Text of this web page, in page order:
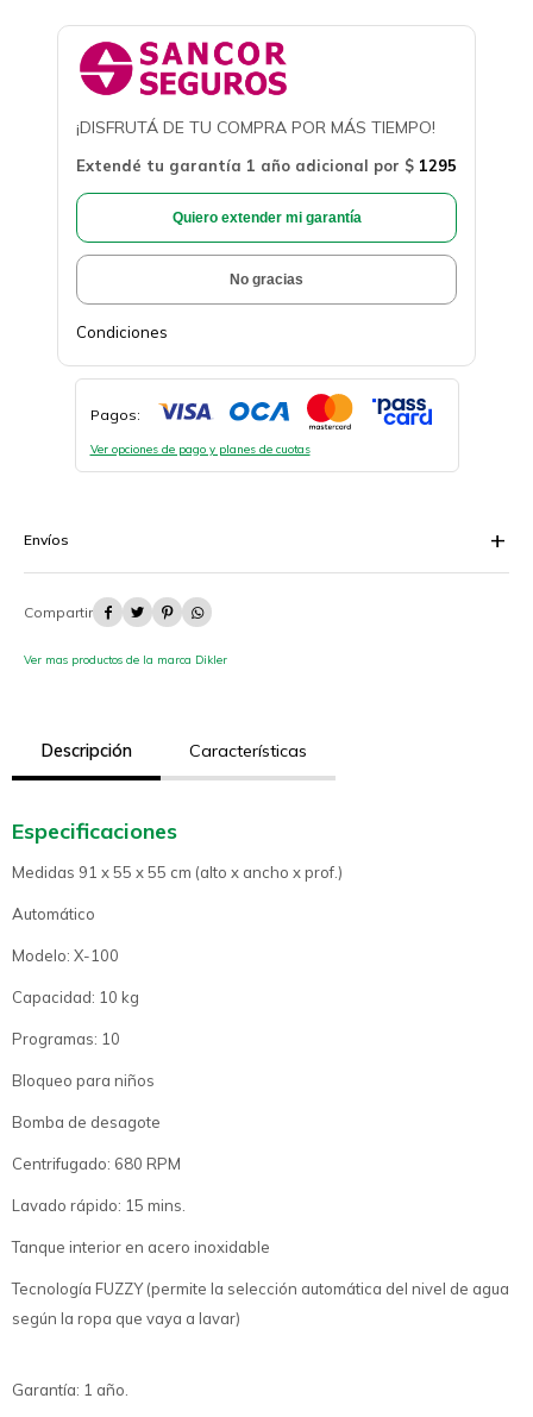
¡DISFRUTÁ DE TU COMPRA POR MÁS TIEMPO!
Extendé tu garantía 1 año adicional por $ 1295
Quiero extender mi garantía
No gracias
Condiciones
Pagos:
Ver opciones de pago y planes de cuotas
Envíos
   
Ver mas productos de la marca Dikler
Descripción Características
Especificaciones
Medidas 91 x 55 x 55 cm (alto x ancho x prof.)
Automático
Modelo: X-100
Capacidad: 10 kg
Programas: 10
Bloqueo para niños
Bomba de desagote
Centrifugado: 680 RPM
Lavado rápido: 15 mins.
Tanque interior en acero inoxidable
Tecnología FUZZY (permite la selección automática del nivel de agua
según la ropa que vaya a lavar)
Garantía: 1 año.